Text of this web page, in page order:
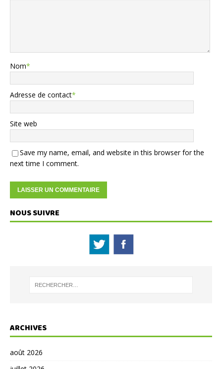
Nom*
Adresse de contact*
Site web
Save my name, email, and website in this browser for the
next time I comment.
NOUS SUIVRE
ARCHIVES
août 2026